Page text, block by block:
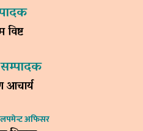
विष्ट
आचार्य
अफिसर